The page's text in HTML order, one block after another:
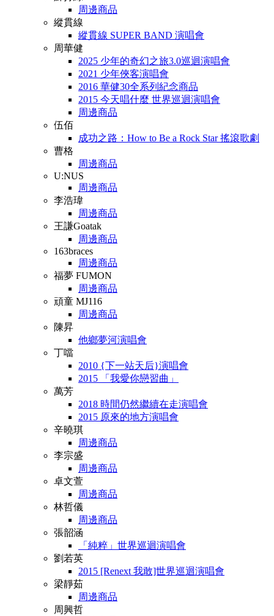
周邊商品
縱貫線
縱貫線 SUPER BAND 演唱會
周華健
2025 少年的奇幻之旅3.0巡迴演唱會
2021 少年俠客演唱會
2016 華健30全系列紀念商品
2015 今天唱什麼 世界巡迴演唱會
周邊商品
伍佰
成功之路：How to Be a Rock Star 搖滾歌劇
曹格
周邊商品
U:NUS
周邊商品
李浩瑋
周邊商品
王謙Goatak
周邊商品
163braces
周邊商品
福夢 FUMON
周邊商品
頑童 MJ116
周邊商品
陳昇
他鄉夢河演唱會
丁噹
2010 {下一站天后}演唱會
2015 「我愛你戀習曲」
萬芳
2018 時間仍然繼續在走演唱會
2015 原來的地方演唱會
辛曉琪
周邊商品
李宗盛
周邊商品
卓文萱
周邊商品
林哲儀
周邊商品
張韶涵
「純粹」世界巡迴演唱會
劉若英
2015 [Renext 我敢]世界巡迴演唱會
梁靜茹
周邊商品
周興哲